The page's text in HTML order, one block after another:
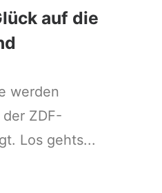
auf die
werden
ZDF-
Los gehts...